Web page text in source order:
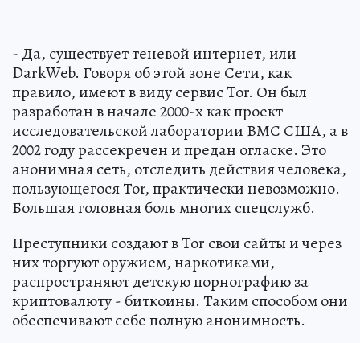
- Да, существует теневой интернет, или
DarkWeb. Говоря об этой зоне Сети, как
правило, имеют в виду сервис Tor. Он был
разработан в начале 2000-х как проект
исследовательской лаборатории ВМС США, а в
2002 году рассекречен и предан огласке. Это
анонимная сеть, отследить действия человека,
пользующегося Тоr, практически невозможно.
Большая головная боль многих спецслужб.
Преступники создают в Tor свои сайты и через
них торгуют оружием, наркотиками,
распространяют детскую порнографию за
криптовалюту - биткоины. Таким способом они
обеспечивают себе полную анонимность.